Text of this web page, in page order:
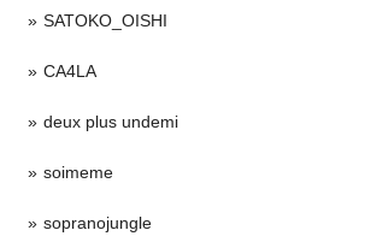
SATOKO_OISHI
CA4LA
deux plus undemi
soimeme
sopranojungle